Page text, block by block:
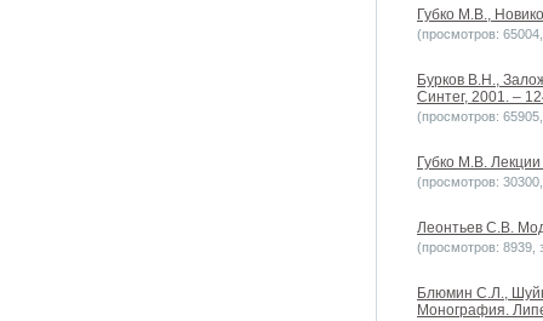
Губко М.В.,
(просмотров:
Бурков В.Н.,
Синтег, 2001. –
(просмотров:
Губко М.В.
(просмотров:
Леонтьев С.В.
(просмотров: 8939,
Блюмин С.Л.,
Монография.